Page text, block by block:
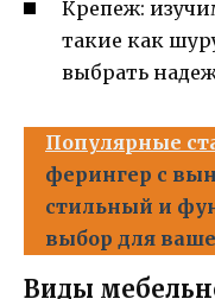
Крепеж:
такие как
выбрать
Популярные
ферингер с
стильный и
выбор для
Виды